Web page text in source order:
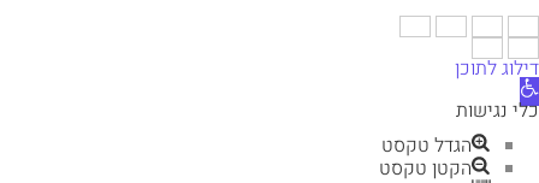
דילוג לתוכן
פתח
סרגל
נגישות
כלי נגישות
הגדל טקסט
הקטן טקסט